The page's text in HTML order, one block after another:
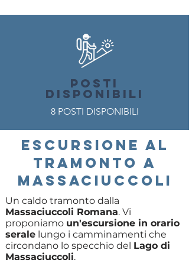
POSTI
DISPONIBILI
8 POSTI DISPONIBILI
ESCURSIONE AL
TRAMONTO A
MASSACIUCCOLI
Un caldo tramonto dalla
Massaciuccoli Romana. Vi
proponiamo un'escursione in orario
serale lungo i camminamenti che
circondano lo specchio del Lago di
Massaciuccoli.